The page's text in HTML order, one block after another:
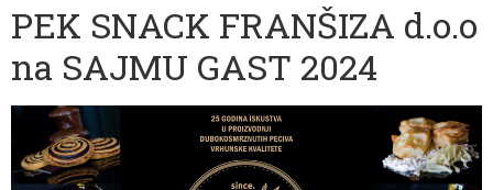
PEK SNACK FRANŠIZA d.o.o
na SAJMU GAST 2024